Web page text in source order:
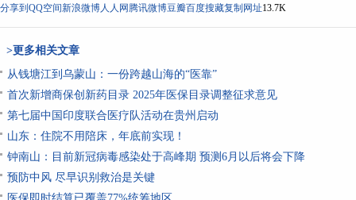
分享到 QQ空间新浪微博人人网 腾讯微博豆瓣百度搜藏复制网址13.7K
>更多相关文章
从钱塘江到乌蒙山：一份跨越山海的“医靠”
首次新增商保创新药目录 2025年医保目录调整征求意见
第七届中国印度联合医疗队活动在贵州启动
山东：住院不用陪床，年底前实现！
钟南山：目前新冠病毒感染处于高峰期 预测6月以后将会下降
预防中风 尽早识别救治是关键